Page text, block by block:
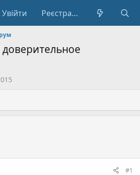
Увійти Реєстрація
#1